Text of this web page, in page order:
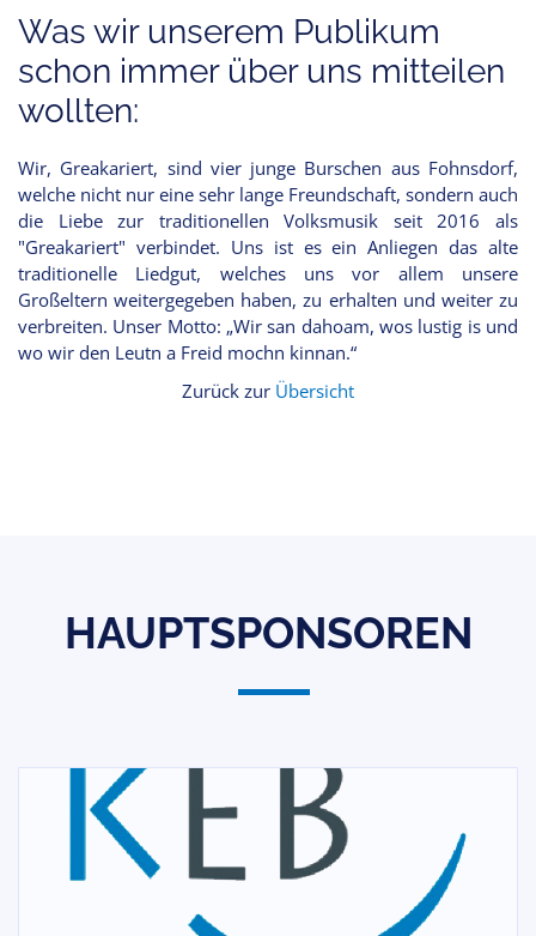
Was wir unserem Publikum
schon immer über uns mitteilen
wollten:
Wir, Greakariert, sind vier junge Burschen aus Fohnsdorf,
welche nicht nur eine sehr lange Freundschaft, sondern auch
die Liebe zur traditionellen Volksmusik seit 2016 als
"Greakariert" verbindet. Uns ist es ein Anliegen das alte
traditionelle Liedgut, welches uns vor allem unsere
Großeltern weitergegeben haben, zu erhalten und weiter zu
verbreiten. Unser Motto: „Wir san dahoam, wos lustig is und
wo wir den Leutn a Freid mochn kinnan.“
Zurück zur Übersicht
HAUPTSPONSOREN